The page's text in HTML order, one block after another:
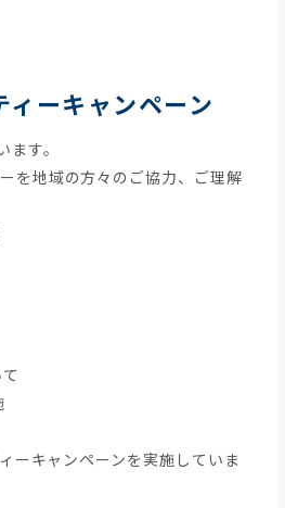
ーキャンペーン
す。
を地域の方々のご協力、ご理解
ーキャンペーンを実施していま